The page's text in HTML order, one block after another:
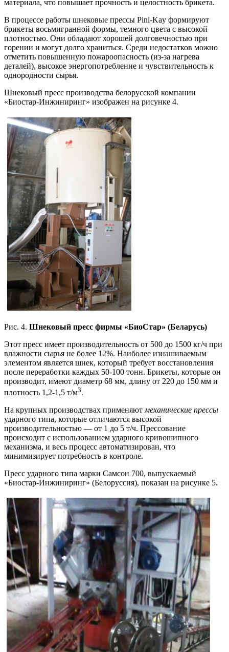
материала, что повышает прочность и целостность брикета.
В процессе работы шнековые прессы Pini-Kay формируют
брикеты восьмигранной формы, темного цвета с высокой
плотностью. Они обладают хорошей долговечностью при
горении и могут долго храниться. Среди недостатков можно
отметить повышенную пожароопасность (из-за нагрева
деталей), высокое энергопотребление и чувствительность к
однородности сырья.
Шнековый пресс производства белорусской компании
«Биостар-Инжиниринг» изображен на рисунке 4.
Рис. 4. Шнековый пресс фирмы «БиоСтар» (Беларусь)
Этот пресс имеет производительность от 500 до 1500 кг/ч при
влажности сырья не более 12%. Наиболее изнашиваемым
элементом является шнек, который требует восстановления
после переработки каждых 50-100 тонн. Брикеты, которые он
производит, имеют диаметр 68 мм, длину от 220 до 150 мм и
плотность 1,2-1,5 т/м3.
На крупных производствах применяютмеханические прессы
ударного типа, которые отличаются высокой
производительностью — от 1 до 5 т/ч. Прессование
происходит с использованием ударного кривошипного
механизма, и весь процесс автоматизирован, что
минимизирует потребность в контроле.
Пресс ударного типа марки Самсон 700, выпускаемый
«Биостар-Инжиниринг» (Белоруссия), показан на рисунке 5.